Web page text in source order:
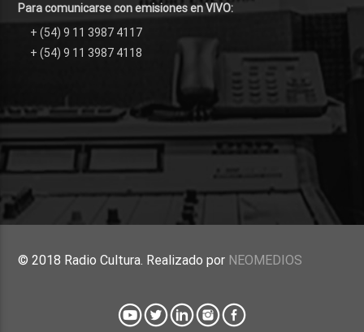
Para comunicarse con emisiones en VIVO:
+ (54) 9 11 3987 4117
+ (54) 9 11 3987 4118
© 2018 Radio Cultura. Realizado por NEOMEDIOS